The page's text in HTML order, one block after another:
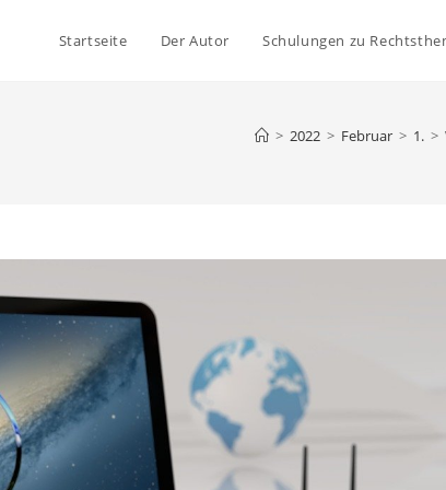
Startseite Der Autor Schulungen zu
> 2022 > Februar > 1. >